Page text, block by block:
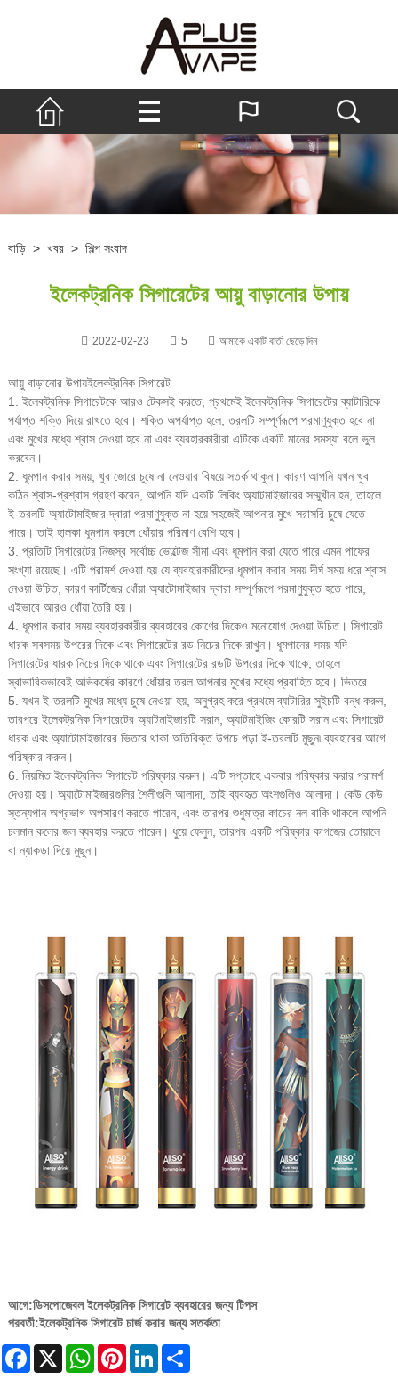
বাড়ি > খবর > শিল্প সংবাদ
ইলেকট্রনিক সিগারেটের আয়ু বাড়ানোর উপায়
2022-02-23 5 আমাকে একটি বার্তা ছেড়ে দিন
আয়ু বাড়ানোর উপায়ইলেকট্রনিক সিগারেট
1. ইলেকট্রনিক সিগারেটকে আরও টেকসই করতে, প্রথমেই ইলেকট্রনিক সিগারেটের ব্যাটারিকে
পর্যাপ্ত শক্তি দিয়ে রাখতে হবে। শক্তি অপর্যাপ্ত হলে, তরলটি সম্পূর্ণরূপে পরমাণুযুক্ত হবে না
এবং মুখের মধ্যে শ্বাস নেওয়া হবে না এবং ব্যবহারকারীরা এটিকে একটি মানের সমস্যা বলে ভুল
করবেন।
2. ধূমপান করার সময়, খুব জোরে চুষে না নেওয়ার বিষয়ে সতর্ক থাকুন। কারণ আপনি যখন খুব
কঠিন শ্বাস-প্রশ্বাস গ্রহণ করেন, আপনি যদি একটি লিকিং অ্যাটমাইজারের সম্মুখীন হন, তাহলে
ই-তরলটি অ্যাটোমাইজার দ্বারা পরমাণুযুক্ত না হয়ে সহজেই আপনার মুখে সরাসরি চুষে যেতে
পারে। তাই হালকা ধূমপান করলে ধোঁয়ার পরিমাণ বেশি হবে।
3. প্রতিটি সিগারেটের নিজস্ব সর্বোচ্চ ভোল্টেজ সীমা এবং ধূমপান করা যেতে পারে এমন পাফের
সংখ্যা রয়েছে। এটি পরামর্শ দেওয়া হয় যে ব্যবহারকারীদের ধূমপান করার সময় দীর্ঘ সময় ধরে শ্বাস
নেওয়া উচিত, কারণ কার্টিজের ধোঁয়া অ্যাটোমাইজার দ্বারা সম্পূর্ণরূপে পরমাণুযুক্ত হতে পারে,
এইভাবে আরও ধোঁয়া তৈরি হয়।
4. ধূমপান করার সময় ব্যবহারকারীর ব্যবহারের কোণের দিকেও মনোযোগ দেওয়া উচিত। সিগারেট
ধারক সবসময় উপরের দিকে এবং সিগারেটের রড নিচের দিকে রাখুন। ধূমপানের সময় যদি
সিগারেটের ধারক নিচের দিকে থাকে এবং সিগারেটের রডটি উপরের দিকে থাকে, তাহলে
স্বাভাবিকভাবেই অভিকর্ষের কারণে ধোঁয়ার তরল আপনার মুখের মধ্যে প্রবাহিত হবে। ভিতরে
5. যখন ই-তরলটি মুখের মধ্যে চুষে নেওয়া হয়, অনুগ্রহ করে প্রথমে ব্যাটারির সুইচটি বন্ধ করুন,
তারপরে ইলেকট্রনিক সিগারেটের অ্যাটমাইজারটি সরান, অ্যাটমাইজিং কোরটি সরান এবং সিগারেট
ধারক এবং অ্যাটোমাইজারের ভিতরে থাকা অতিরিক্ত উপচে পড়া ই-তরলটি মুছুন৷ ব্যবহারের আগে
পরিষ্কার করুন।
6. নিয়মিত ইলেকট্রনিক সিগারেট পরিষ্কার করুন। এটি সপ্তাহে একবার পরিষ্কার করার পরামর্শ
দেওয়া হয়। অ্যাটোমাইজারগুলির শৈলীগুলি আলাদা, তাই ব্যবহৃত অংশগুলিও আলাদা। কেউ কেউ
স্তন্যপান অগ্রভাগ অপসারণ করতে পারেন, এবং তারপর শুধুমাত্র কাচের নল বাকি থাকলে আপনি
চলমান কলের জল ব্যবহার করতে পারেন। ধুয়ে ফেলুন, তারপর একটি পরিষ্কার কাগজের তোয়ালে
বা ন্যাকড়া দিয়ে মুছুন।
আগে:ডিসপোজেবল ইলেকট্রনিক সিগারেট ব্যবহারের জন্য টিপস
পরবর্তী:ইলেকট্রনিক সিগারেট চার্জ করার জন্য সতর্কতা
Facebook
X WhatsAppPinterestLinkedIn